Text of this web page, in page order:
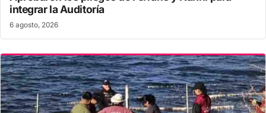
integrar la Auditoría
6 agosto, 2026